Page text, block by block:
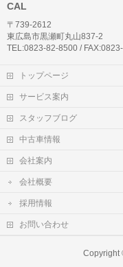
CAL
〒739-2612
東広島市黒瀬町丸山837-2
TEL:0823-82-8500 /
トップページ
サービス案内
スタッフブログ
中古車情報
会社案内
会社概要
採用情報
お問い合わせ